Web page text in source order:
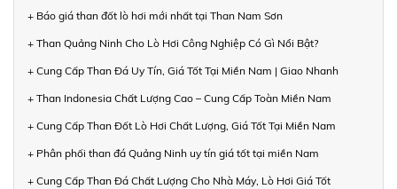
+ Báo giá than đốt lò hơi mới nhất tại Than Nam Sơn
+ Than Quảng Ninh Cho Lò Hơi Công Nghiệp Có Gì Nổi Bật?
+ Cung Cấp Than Đá Uy Tín, Giá Tốt Tại Miền Nam | Giao Nhanh
+ Than Indonesia Chất Lượng Cao – Cung Cấp Toàn Miền Nam
+ Cung Cấp Than Đốt Lò Hơi Chất Lượng, Giá Tốt Tại Miền Nam
+ Phân phối than đá Quảng Ninh uy tín giá tốt tại miền Nam
+ Cung Cấp Than Đá Chất Lượng Cho Nhà Máy, Lò Hơi Giá Tốt